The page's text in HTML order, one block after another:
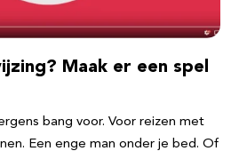
Maak er een spel
bang voor. Voor reizen met
Een enge man onder je bed. Of